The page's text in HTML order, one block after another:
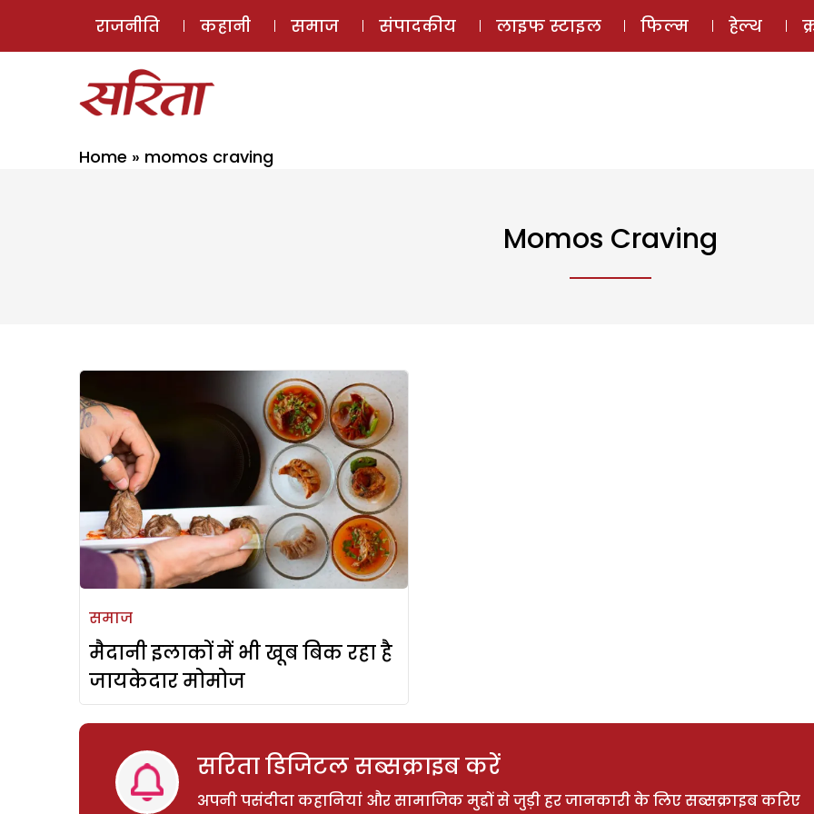
ई-मैगज़ीन
राजनीति कहानी समाज संपादकीय लाइफ स्टाइल फिल्म हेल्थ
Home » momos craving
Momos Craving
समाज
मैदानी इलाकों में भी खूब बिक रहा है
जायकेदार मोमोज
सरिता डिजिटल सब्सक्राइब करें
अपनी पसंदीदा कहानियां और सामाजिक मुद्दों से जुड़ी हर जानकारी के लिए सब्सक्राइब करिए